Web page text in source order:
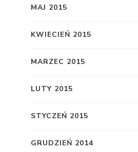
MAJ 2015
KWIECIEŃ 2015
MARZEC 2015
LUTY 2015
STYCZEŃ 2015
GRUDZIEŃ 2014